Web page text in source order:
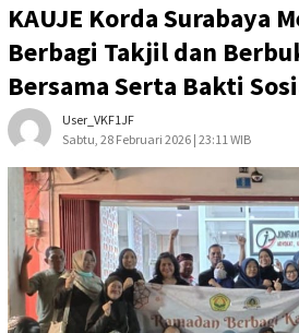
KAUJE Korda Surabaya
Berbagi Takjil dan
Bersama Serta Bakti
User_VKF1JF
Sabtu, 28 Februari 2026 | 23:11 WIB